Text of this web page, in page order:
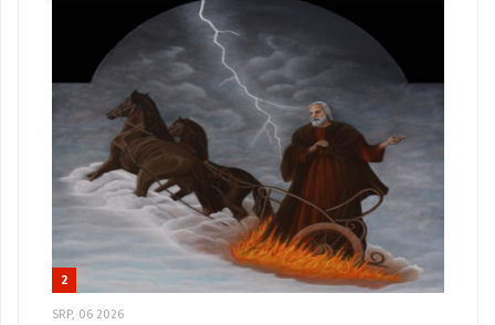
2
SRP, 06 2026